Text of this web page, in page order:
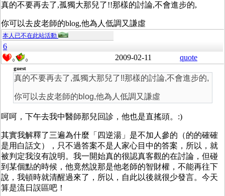
真的不要再去了,孤獨大那兒了!!那樣的討論,不會進步的,
你可以去皮老師的blog,他為人低調又謙虛
本人已不在此站活動
6
0 0 2009-02-11 quote
guest
真的不要再去了,孤獨大那兒了!!那樣的討論,不會進步的,
你可以去皮老師的blog,他為人低調又謙虛
呵呵，下午去我中醫師那兒回診，他也是直搖頭。:)
其實我解釋了三遍為什麼「四逆湯」是不加人參的（的的確確
是用白話文），只不過答案不是人家心目中的答案，所以，就
被判定我沒有說明。我一開始真的很認真客觀的在討論，但碰
到某個點的時候，他竟然說那是他老師的智財權，不能再往下
說，我頓時就清醒過來了，所以，自此以後就很少發言。今天
算是流日誤區吧！